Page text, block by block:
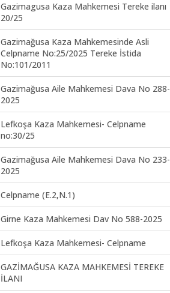
Gazimagusa Kaza Mahkemesi Tereke ilanı
20/25
Gazimağusa Kaza Mahkemesinde Asli
Celpname No:25/2025 Tereke İstida
No:101/2011
Gazimağusa Aile Mahkemesi Dava No 288-
2025
Lefkoşa Kaza Mahkemesi- Celpname
no:30/25
Gazimağusa Aile Mahkemesi Dava No 233-
2025
Celpname (E.2,N.1)
Girne Kaza Mahkemesi Dav No 588-2025
Lefkoşa Kaza Mahkemesi- Celpname
GAZİMAĞUSA KAZA MAHKEMESİ TEREKE
İLANI